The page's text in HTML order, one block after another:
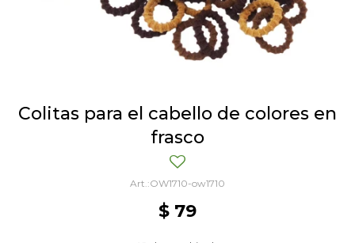
Colitas para el cabello de colores en
frasco
OW1710-ow1710
$ 79